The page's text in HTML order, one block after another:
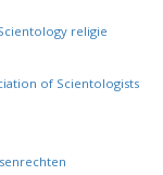
religie
of Scientologists